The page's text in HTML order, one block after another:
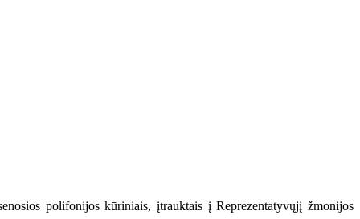
polifonijos kūriniais, įtrauktais į Reprezentatyvųjį žmonijos